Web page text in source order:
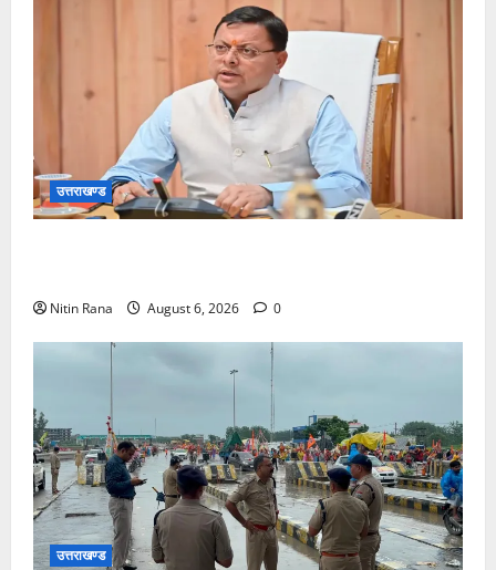
उत्तराखण्ड
Nitin Rana August 6, 2026 0
उत्तराखण्ड